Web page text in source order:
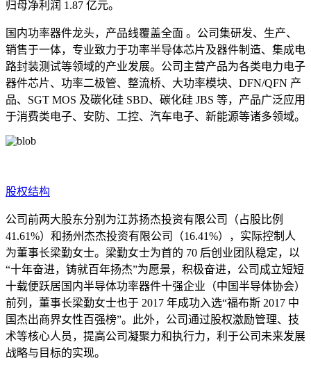
归母净利润 1.87 亿元。
国内功率器件龙头，产品线覆盖全面 。公司集研发、生产、
销售于一体，专业致力于功率半导体芯片及器件制造、集成电
路封装测试等领域的产业发展。公司主营产品为各类电力电子
器件芯片、功率二极管、整流桥、大功率模块、DFN/QFN 产
品、SGT MOS 及碳化硅 SBD、碳化硅 JBS 等，产品广泛应用
于消费类电子、安防、工控、汽车电子、新能源等诸多领域。
股权结构
公司前两大股东分别为江苏扬杰投资有限公司（占股比例
41.61%）和扬州杰杰投资有限公司（16.41%），实际控制人
为董事长梁勤女士。梁勤女士为首的 70 后创业团队稳定，以
“十年奋进，铸就百年扬杰”为愿景，积极奋进，公司成立短短
十载便跃居国内半导体功率器件十强企业（中国半导体协会）
前列，董事长梁勤女士也于 2017 年成功入选“福布斯 2017 中
国杰出商界女性百强榜”。此外，公司通过股权激励管理、技
术等核心人员，提高公司凝聚力和执行力，利于公司未来发展
战略与目标的实现。